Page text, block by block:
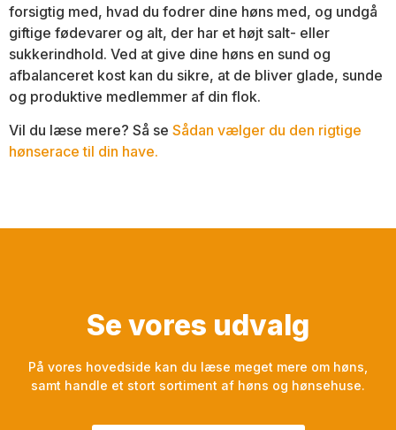
forsigtig med, hvad du fodrer dine høns med, og undgå
giftige fødevarer og alt, der har et højt salt- eller
sukkerindhold. Ved at give dine høns en sund og
afbalanceret kost kan du sikre, at de bliver glade, sunde
og produktive medlemmer af din flok.
Vil du læse mere? Så se Sådan vælger du den rigtige
hønserace til din have.
Se vores udvalg
På vores hovedside kan du læse meget mere om høns,
samt handle et stort sortiment af høns og hønsehuse.